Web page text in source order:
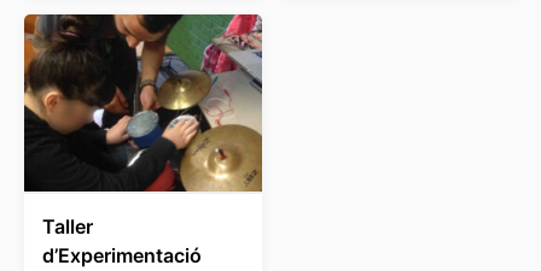
Taller
d’Experimentació